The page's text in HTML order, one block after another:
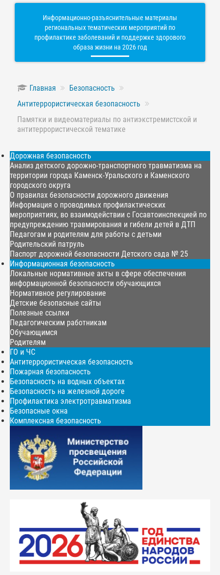
Информационно-разъяснительные материалы
региональных тематических мероприятий по
профилактике заболеваний и поддержке здорового
образа жизни на 2026 год
Главная
Безопасность
Антитеррористическая безопасность
Памятки и видеоматериалы по антиэкстремистской и
антитеррористической тематике
Дорожная безопасность
Анализ детского дорожно-транспортного травматизма на
территории города Каменск-Уральского и Каменского
городского округа
О правилах безопасности дорожного движения
Информация о проводимых профилактических
мероприятиях, во взаимодействии с Госавтоинспекцией по
предупреждению травмирования и гибели детей в ДТП
Педагогам и родителям для работы с детьми
Родительский патруль
Паспорт дорожной безопасности Детского сада № 25
Информационная безопасность
Локальные нормативные акты в сфере обеспечения
информационной безопасности обучающихся
Нормативное регулирование
Детские безопасные сайты
Полезные ссылки
Педагогическим работникам
Обучающимся
Родителям
ГО и ЧС
Антитеррористическая безопасность
Пожарная безопасность
Безопасность на водных объектах
Безопасность на железной дороге
Профилактика электротравматизма
Безопасные окна
Комплексная безопасность